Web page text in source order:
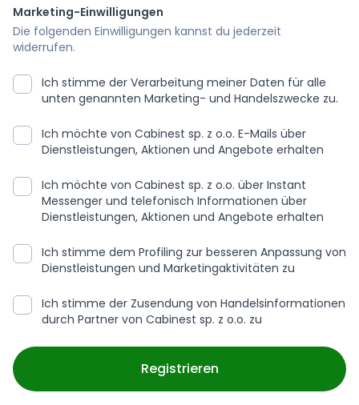
Marketing-Einwilligungen
Die folgenden Einwilligungen kannst du jederzeit
widerrufen.
Ich stimme der Verarbeitung meiner Daten für alle
unten genannten Marketing- und Handelszwecke zu.
Ich möchte von Cabinest sp. z o.o. E-Mails über
Dienstleistungen, Aktionen und Angebote erhalten
Ich möchte von Cabinest sp. z o.o. über Instant
Messenger und telefonisch Informationen über
Dienstleistungen, Aktionen und Angebote erhalten
Ich stimme dem Profiling zur besseren Anpassung von
Dienstleistungen und Marketingaktivitäten zu
Ich stimme der Zusendung von Handelsinformationen
durch Partner von Cabinest sp. z o.o. zu
Registrieren